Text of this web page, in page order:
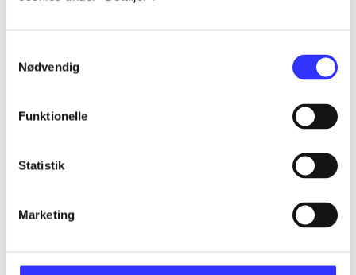
Nødvendig
Funktionelle
Statistik
Marketing